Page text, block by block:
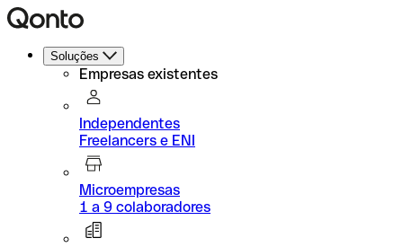
Soluções
Empresas existentes
Independentes
Freelancers e ENI
Microempresas
1 a 9 colaboradores